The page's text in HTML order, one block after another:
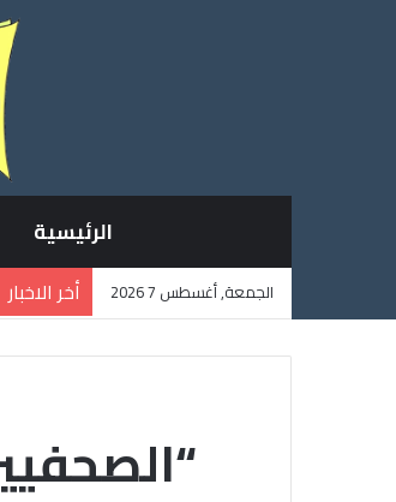
الرئيسية
الجمعة, أغسطس 7 2026 أخر الاخبار